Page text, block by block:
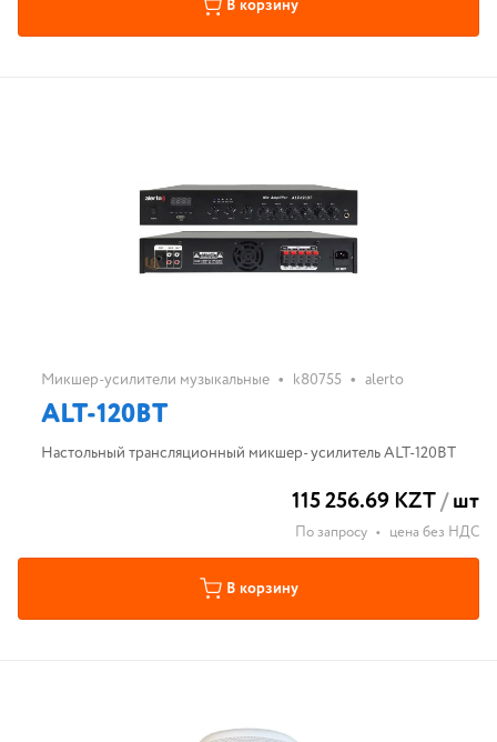
В корзину
Микшер-усилители музыкальные • k80755 • alerto
ALT-120BT
Настольный трансляционный микшер- усилитель ALT-120BT
115 256.69 KZT/шт
По запросу • цена без НДС
В корзину